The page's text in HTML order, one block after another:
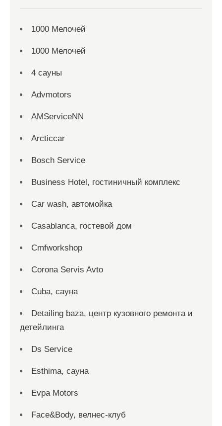
1000 Мелочей
1000 Мелочей
4 сауны
Advmotors
AMServiceNN
Arcticcar
Bosch Service
Business Hotel, гостиничный комплекс
Car wash, автомойка
Casablanca, гостевой дом
Cmfworkshop
Corona Servis Avto
Cuba, сауна
Detailing baza, центр кузовного ремонта и
детейлинга
Ds Service
Esthima, сауна
Evpa Motors
Face&Body, велнес-клуб